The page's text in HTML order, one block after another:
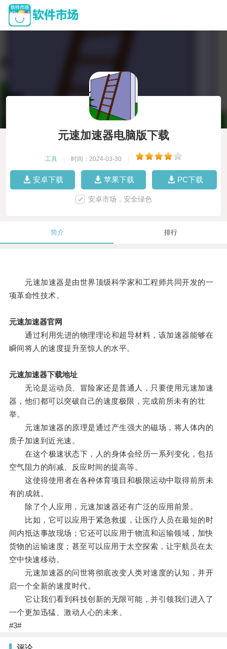
元速加速器电脑版下载
工具 时间：2024-03-30
安卓下载 苹果下载 PC下载
安卓市场，安全绿色
简介 排行
元速加速器是由世界顶级科学家和工程师共同开发的一
项革命性技术。
元速加速器官网
通过利用先进的物理理论和超导材料，该加速器能够在
瞬间将人的速度提升至惊人的水平。
元速加速器下载地址
无论是运动员、冒险家还是普通人，只要使用元速加速
器，他们都可以突破自己的速度极限，完成前所未有的壮
举。
元速加速器的原理是通过产生强大的磁场，将人体内的
质子加速到近光速。
在这个极速状态下，人的身体会经历一系列变化，包括
空气阻力的削减、反应时间的提高等。
这使得使用者在各种体育项目和极限运动中取得前所未
有的成就。
除了个人应用，元速加速器还有广泛的应用前景。
比如，它可以应用于紧急救援，让医疗人员在最短的时
间内抵达事故现场；它还可以应用于物流和运输领域，加快
货物的运输速度；甚至可以应用于太空探索，让宇航员在太
空中快速移动。
元速加速器的问世将彻底改变人类对速度的认知，并开
启一个全新的速度时代。
它让我们看到科技创新的无限可能，并引领我们进入了
一个更加迅猛、激动人心的未来。
#3#